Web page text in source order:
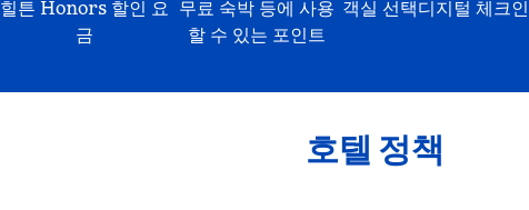
힐튼 Honors 할인 요
금
무료 숙박 등에 사용
할 수 있는 포인트
객실 선택디지털 체크인
호텔 정책